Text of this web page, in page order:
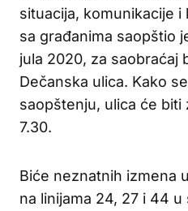
situacija, komunikacije
sa građanima saopštio
jula 2020, za saobraćaj
Dečanska ulica. Kako
saopštenju, ulica će
7.30.
Biće neznatnih izmena
na linijama 24, 27 i 44